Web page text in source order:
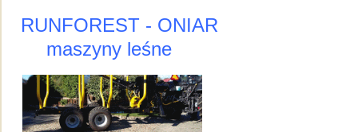
RUNFOREST - ONIAR
maszyny leśne